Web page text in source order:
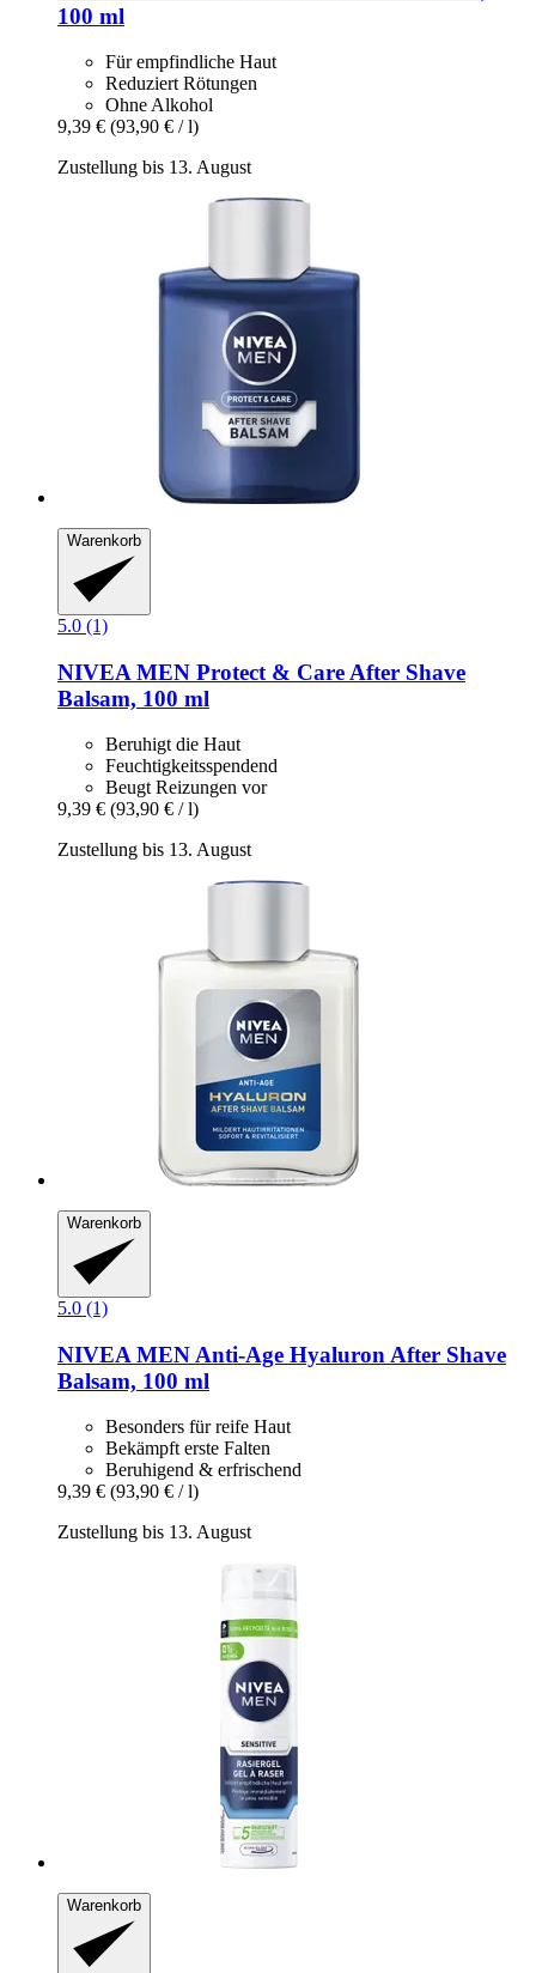
100 ml
Für empfindliche Haut
Reduziert Rötungen
Ohne Alkohol
9,39 € (93,90 € / l)
Zustellung bis 13. August
Warenkorb
5.0 (1)
NIVEA MEN Protect & Care After Shave
Balsam, 100 ml
Beruhigt die Haut
Feuchtigkeitsspendend
Beugt Reizungen vor
9,39 € (93,90 € / l)
Zustellung bis 13. August
Warenkorb
5.0 (1)
NIVEA MEN Anti-​Age Hyaluron After Shave
Balsam, 100 ml
Besonders für reife Haut
Bekämpft erste Falten
Beruhigend & erfrischend
9,39 € (93,90 € / l)
Zustellung bis 13. August
Warenkorb